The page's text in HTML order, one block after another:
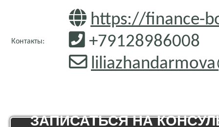
Контакты:
https://finance-
+79128986008
ЗАПИСАТЬСЯ НА